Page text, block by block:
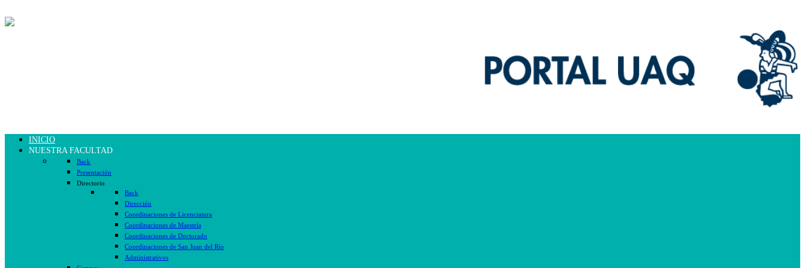
INICIO
NUESTRA FACULTAD
Back
Presentación
Directorio
Back
Dirección
Coordinaciones de Licenciatura
Coordinaciones de Maestría
Coordinaciones de Doctorado
Coordinaciones de San Juan del Río
Administrativos